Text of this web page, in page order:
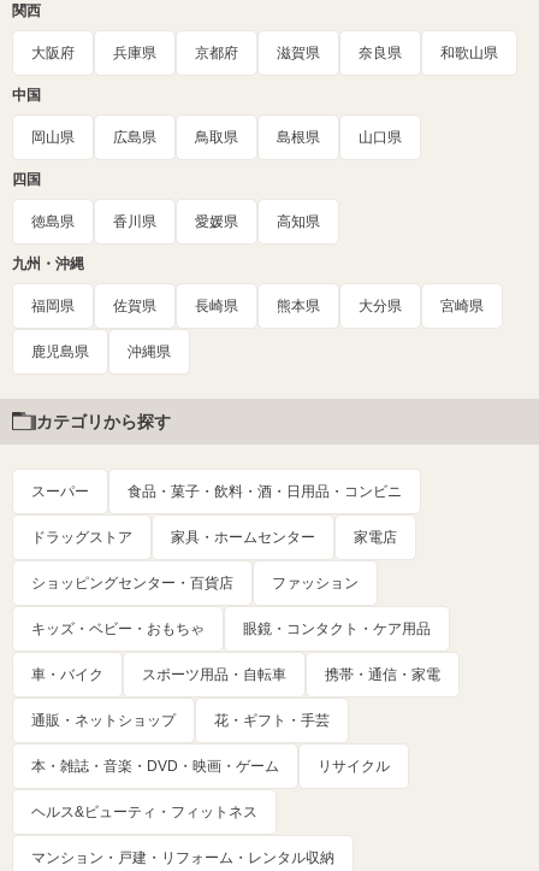
関西
大阪府 兵庫県 京都府 滋賀県 奈良県 和歌山県
中国
岡山県 広島県 鳥取県 島根県 山口県
四国
徳島県 香川県 愛媛県 高知県
九州・沖縄
福岡県 佐賀県 長崎県 熊本県 大分県 宮崎県
鹿児島県 沖縄県
カテゴリから探す
スーパー 食品・菓子・飲料・酒・日用品・コンビニ
ドラッグストア 家具・ホームセンター 家電店
ショッピングセンター・百貨店 ファッション
キッズ・ベビー・おもちゃ 眼鏡・コンタクト・ケア用品
車・バイク スポーツ用品・自転車 携帯・通信・家電
通販・ネットショップ 花・ギフト・手芸
本・雑誌・音楽・DVD・映画・ゲーム リサイクル
ヘルス&ビューティ・フィットネス
マンション・戸建・リフォーム・レンタル収納